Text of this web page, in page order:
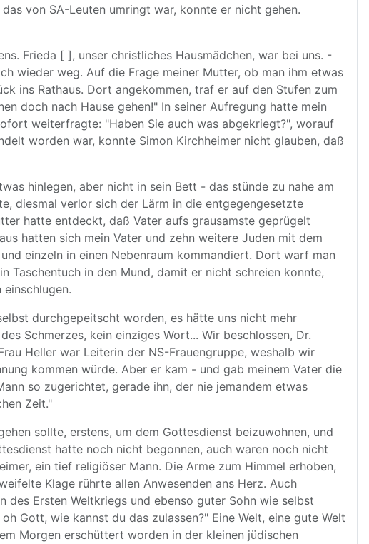
von SA-Leuten umringt war, konnte er nicht gehen.
Frieda [ ], unser christliches Hausmädchen, war bei uns. -
wieder weg. Auf die Frage meiner Mutter, ob man ihm etwas
ins Rathaus. Dort angekommen, traf er auf den Stufen zum
doch nach Hause gehen!" In seiner Aufregung hatte mein
weiterfragte: "Haben Sie auch was abgekriegt?", worauf
worden war, konnte Simon Kirchheimer nicht glauben, daß
hinlegen, aber nicht in sein Bett - das stünde zu nahe am
diesmal verlor sich der Lärm in die entgegengesetzte
hatte entdeckt, daß Vater aufs grausamste geprügelt
hatten sich mein Vater und zehn weitere Juden mit dem
einzeln in einen Nebenraum kommandiert. Dort warf man
Taschentuch in den Mund, damit er nicht schreien konnte,
durchgepeitscht worden, es hätte uns nicht mehr
Schmerzes, kein einziges Wort... Wir beschlossen, Dr.
Heller war Leiterin der NS-Frauengruppe, weshalb wir
kommen würde. Aber er kam - und gab meinem Vater die
so zugerichtet, gerade ihn, der nie jemandem etwas
Zeit."
sollte, erstens, um dem Gottesdienst beizuwohnen, und
hatte noch nicht begonnen, auch waren noch nicht
ein tief religiöser Mann. Die Arme zum Himmel erhoben,
Klage rührte allen Anwesenden ans Herz. Auch
des Ersten Weltkriegs und ebenso guter Sohn wie selbst
Gott, wie kannst du das zulassen?" Eine Welt, eine gute Welt
Morgen erschüttert worden in der kleinen jüdischen